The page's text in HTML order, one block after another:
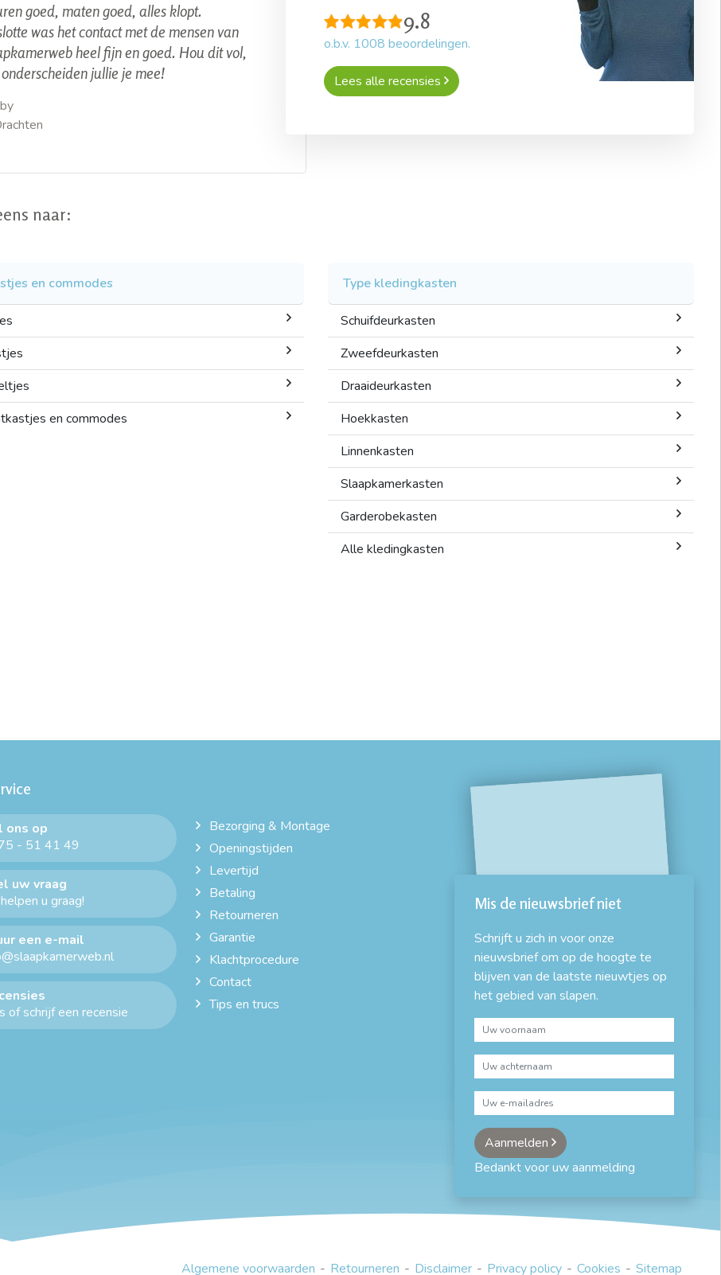
goed, maten goed, alles klopt.
was het contact met de mensen van
heel fijn en goed. Hou dit vol,
jullie je mee!
9.8
o.b.v. 1008 beoordelingen.
Lees alle recensies
naar:
en commodes
en commodes
Type kledingkasten
Schuifdeurkasten
Zweefdeurkasten
Draaideurkasten
Hoekkasten
Linnenkasten
Slaapkamerkasten
Garderobekasten
Alle kledingkasten
ons op
- 51 41 49
uw vraag
u graag!
een e-mail
of schrijf een recensie
Bezorging & Montage
Openingstijden
Levertijd
Betaling
Retourneren
Garantie
Klachtprocedure
Contact
Tips en trucs
Mis de nieuwsbrief niet
Schrijft u zich in voor onze
nieuwsbrief om op de hoogte te
blijven van de laatste nieuwtjes op
het gebied van slapen.
Aanmelden
Bedankt voor uw aanmelding
Algemene voorwaarden Retourneren Disclaimer Privacy policy Cookies Sitemap